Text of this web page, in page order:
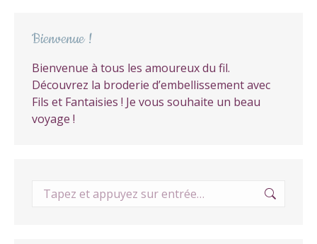
Bienvenue !
Bienvenue à tous les amoureux du fil.
Découvrez la broderie d’embellissement avec
Fils et Fantaisies ! Je vous souhaite un beau
voyage !
Recherche